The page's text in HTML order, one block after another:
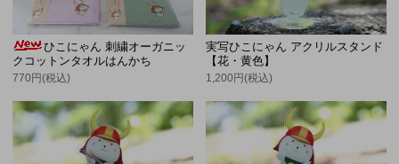
ひこにゃん 刺繍オーガニッ
クコットンタオルはんかち
770円(税込)
実写ひこにゃん アクリルスタンド
【花・黄色】
1,200円(税込)